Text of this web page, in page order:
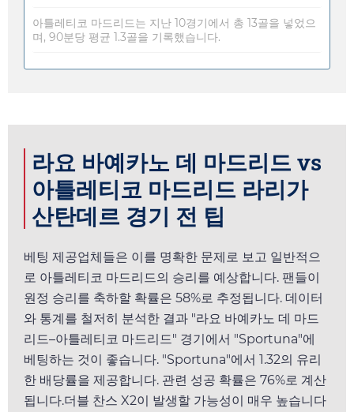
아틀레티코 마드리드는 지난 10경기에서 총 13골을 넣었으
며, 90분당 평균 1.3골을 기록했습니다.
라요 바예카노 데 마드리드 vs
아틀레티코 마드리드 라리가
산탄데르 경기 전 팁
베팅 제공업체들은 이를 명확한 문제로 보고 일반적으
로 아틀레티코 마드리드의 승리를 예상합니다. 팬들이
원정 승리를 축하할 확률은 58%로 추정됩니다. 데이터
와 통계를 철저히 분석한 결과 "라요 바예카노 데 마드
리드–아틀레티코 마드리드" 경기에서 "Sportuna"에
베팅하는 것이 좋습니다. "Sportuna"에서 1.32의 유리
한 배당률을 제공합니다. 관련 성공 확률은 76%로 계산
됩니다.더블 찬스 X2이 발생할 가능성이 매우 높습니다